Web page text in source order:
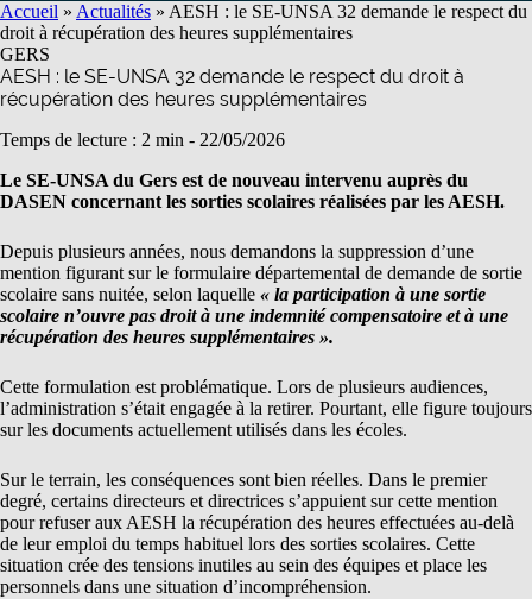
Accueil » Actualités » AESH : le SE-UNSA 32 demande le respect du
droit à récupération des heures supplémentaires
GERS
AESH : le SE-UNSA 32 demande le respect du droit à
récupération des heures supplémentaires
Temps de lecture : 2 min - 22/05/2026
Le SE-UNSA du Gers est de nouveau intervenu auprès du
DASEN concernant les sorties scolaires réalisées par les AESH.
Depuis plusieurs années, nous demandons la suppression d’une
mention figurant sur le formulaire départemental de demande de sortie
scolaire sans nuitée, selon laquelle « la participation à une sortie
scolaire n’ouvre pas droit à une indemnité compensatoire et à une
récupération des heures supplémentaires ».
Cette formulation est problématique. Lors de plusieurs audiences,
l’administration s’était engagée à la retirer. Pourtant, elle figure toujours
sur les documents actuellement utilisés dans les écoles.
Sur le terrain, les conséquences sont bien réelles. Dans le premier
degré, certains directeurs et directrices s’appuient sur cette mention
pour refuser aux AESH la récupération des heures effectuées au-delà
de leur emploi du temps habituel lors des sorties scolaires. Cette
situation crée des tensions inutiles au sein des équipes et place les
personnels dans une situation d’incompréhension.